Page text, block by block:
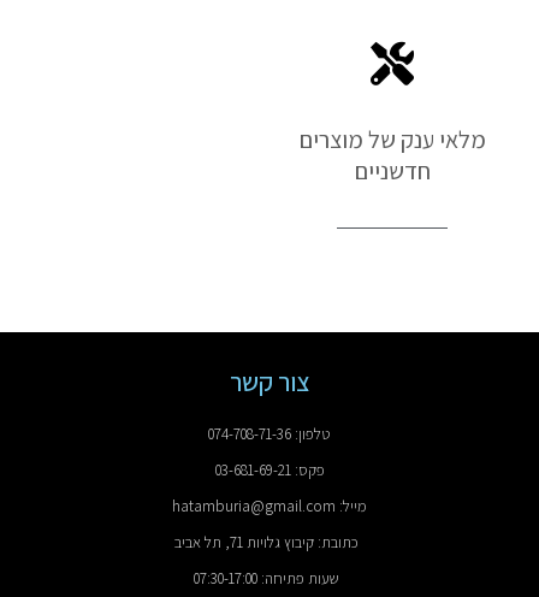
מלאי ענק של מוצרים
חדשניים
צור קשר
טלפון: 074-708-71-36
פקס: 03-681-69-21
מייל: hatamburia@gmail.com
כתובת: קיבוץ גלויות 71, תל אביב
שעות פתיחה: 07:30-17:00